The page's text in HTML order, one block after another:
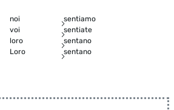
noi
sentiamo
voi
sentiate
loro
sentano
Loro
sentano